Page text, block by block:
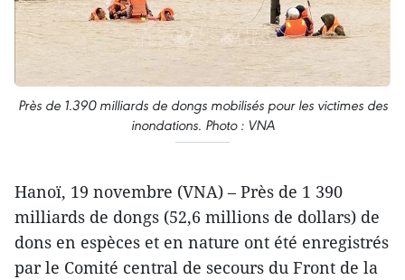
Près de 1.390 milliards de dongs mobilisés pour les victimes des
inondations. Photo : VNA
Hanoï, 19 novembre (VNA) – Près de 1 390
milliards de dongs (52,6 millions de dollars) de
dons en espèces et en nature ont été enregistrés
par le Comité central de secours du Front de la